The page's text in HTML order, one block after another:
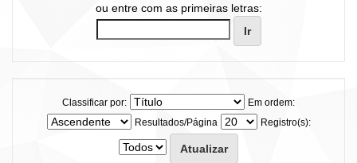
ou entre com as primeiras letras:
Classificar por:
Em ordem:
Resultados/Página
Registro(s):